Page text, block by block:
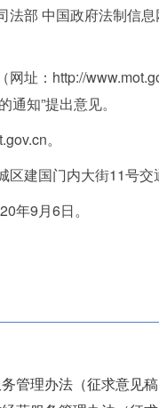
部 中国政府法制信息
：http://
知”提出意见。
。
建国门内大街11号交
9月6日。
管理办法（征求意见